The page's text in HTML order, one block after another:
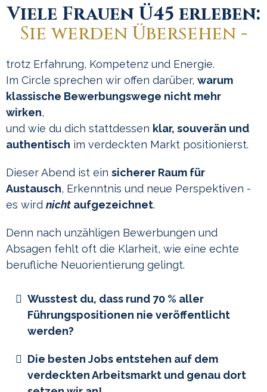
Viele Frauen Ü45 erleben:
Sie werden Übersehen -
trotz Erfahrung, Kompetenz und Energie.
Im Circle sprechen wir offen darüber, warum
klassische Bewerbungswege nicht mehr
wirken,
und wie du dich stattdessen klar, souverän und
authentisch im verdeckten Markt positionierst.
Dieser Abend ist ein sicherer Raum für
Austausch, Erkenntnis und neue Perspektiven -
es wird nicht aufgezeichnet.
Denn nach unzähligen Bewerbungen und
Absagen fehlt oft die Klarheit, wie eine echte
berufliche Neuorientierung gelingt.
Wusstest du, dass rund 70 % aller
Führungspositionen nie veröffentlicht
werden?
Die besten Jobs entstehen auf dem
verdeckten Arbeitsmarkt und genau dort